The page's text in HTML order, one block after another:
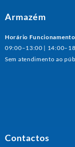
Armazém
Horário Funcionamento
09:00–13:00 |
Sem atendimento ao
Contactos